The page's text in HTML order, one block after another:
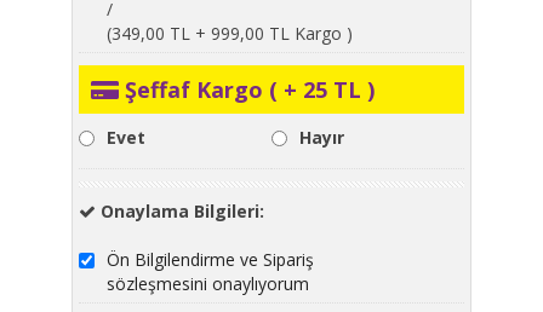
/
(349,00 TL + 999,00 TL Kargo )
Şeffaf Kargo ( + 25 TL )
Evet Hayır
Onaylama Bilgileri:
Ön Bilgilendirme ve Sipariş
sözleşmesini onaylıyorum